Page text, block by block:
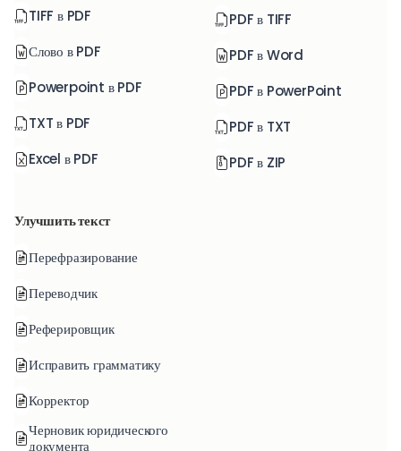
TIFF в PDF
Слово в PDF
Powerpoint в PDF
TXT в PDF
Excel в PDF
PDF в TIFF
PDF в Word
PDF в PowerPoint
PDF в TXT
PDF в ZIP
Улучшить текст
Перефразирование
Переводчик
Реферировщик
Исправить грамматику
Корректор
Черновик юридического
документа